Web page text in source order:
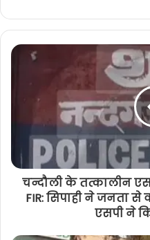
चन्दौली के तत्कालीन
FIR: सिपाही ने जनता
एसपी ने